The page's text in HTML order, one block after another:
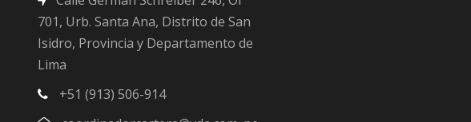
701, Urb. Santa Ana, Distrito de San
Isidro, Provincia y Departamento de
Lima
+51 (913) 506-914